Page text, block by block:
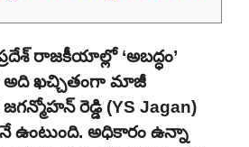
రాజకీయాల్లో ‘అబద్ధం’
అది ఖచ్చితంగా మాజీ
రెడ్డి (YS Jagan)
ఉంటుంది. అధికారం ఉన్నా